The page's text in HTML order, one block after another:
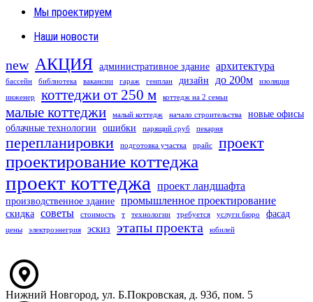
Мы проектируем
Наши новости
new АКЦИЯ административное здание архитектура
бассейн библиотека вакансии гараж генплан дизайн до 200м изоляция
инженер коттеджи от 250 м коттедж на 2 семьи
малые коттеджи малый коттедж начало строительства
новые офисы
облачные технологии
ошибки парящий сруб пекарня
перепланировки подготовка участка прайс проект
проектирование коттеджа
проект коттеджа проект ландшафта
производственное здание промышленное проектирование
скидка советы стоимость т технологии требуется услуги бюро фасад
цены электроэнегрия эскиз этапы проекта юбилей
Нижний Новгород, ул. Б.Покровская, д. 93б, пом. 5